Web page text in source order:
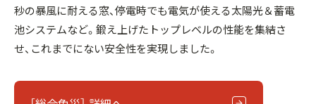
秒の暴風に耐える窓、停電時でも電気が使える太陽光＆蓄電
池システムなど。鍛え上げたトップレベルの性能を集結さ
せ、これまでにない安全性を実現しました。